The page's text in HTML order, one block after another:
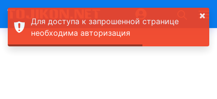
×
Для доступа к запрошенной странице
необходима авторизация